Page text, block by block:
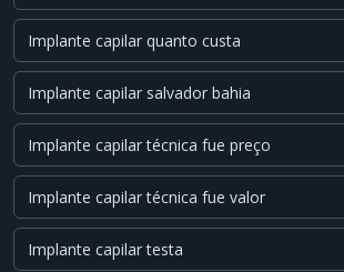
Implante capilar quanto custa
Implante capilar salvador bahia
Implante capilar técnica fue preço
Implante capilar técnica fue valor
Implante capilar testa